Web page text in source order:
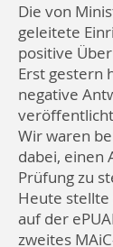
Die von
geleitete
positive
Erst gestern
negative
Wir waren
dabei, einen
Prüfung zu
Heute stellte
auf der
zweites